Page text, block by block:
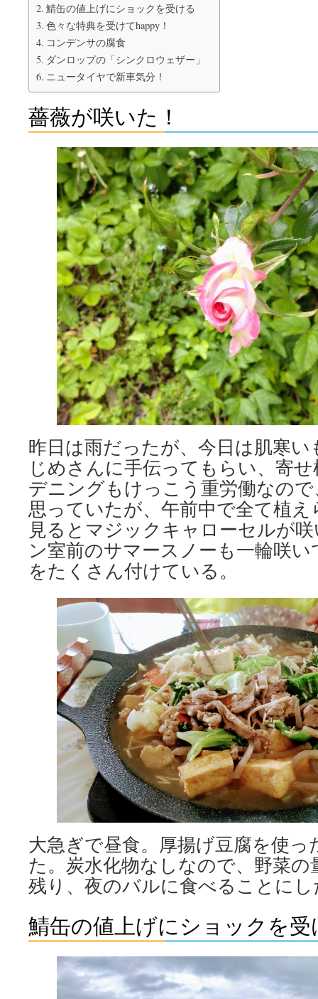
鯖缶の値上げにショックを受ける
色々な特典を受けてhappy！
コンデンサの腐食
ダンロップの「シンクロウェザー」
ニュータイヤで新車気分！
薔薇が咲いた！
昨日は雨だったが、今日は肌寒
じめさんに手伝ってもらい、寄
デニングもけっこう重労働なの
思っていたが、午前中で全て植
見るとマジックキャローセルが
ン室前のサマースノーも一輪咲
をたくさん付けている。
大急ぎで昼食。厚揚げ豆腐を使っ
た。炭水化物なしなので、野菜
残り、夜のバルに食べることにし
鯖缶の値上げにショックを受